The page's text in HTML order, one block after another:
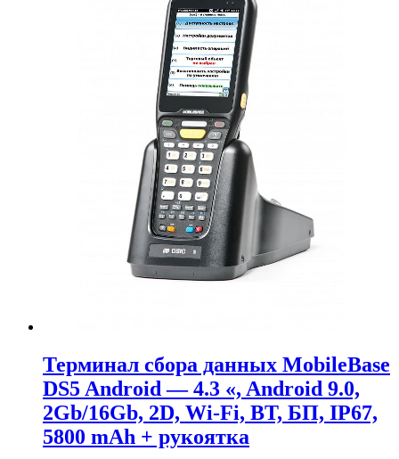
Терминал сбора данных MobileBase
DS5 Android — 4.3 «, Android 9.0,
2Gb/16Gb, 2D, Wi-Fi, BT, БП, IP67,
5800 mAh + рукоятка